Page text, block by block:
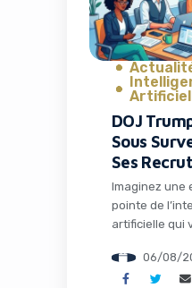
fiction : c’est
DOJ
Sous
Ses
Imaginez une
pointe de
artificielle qui
recrutement
haut niveau
06/08/